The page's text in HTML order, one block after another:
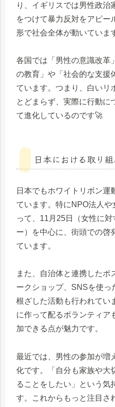
り、イギリスでは男性政治
をつけて暴力反対をアピー
形で社会全体が動いていま
各国では「男性の意識改革
の教育」や「社会的な支援
ています。つまり、白いリ
とどまらず、実際に行動に
て進化しているのです🚀
日本における取り
日本でもホワイトリボン運
ています。特にNPO法人
って、11月25日（女性に
ー）を中心に、街頭での啓
ています。
また、自治体と連携したポ
ークショップ、SNSを使っ
根ざした活動も行われてい
に作って配るボランティア
加できる点が魅力です。
最近では、男性の参加が増
化です。「自分も家族や大
ることをしたい」という気
す。これからもっと注目さ